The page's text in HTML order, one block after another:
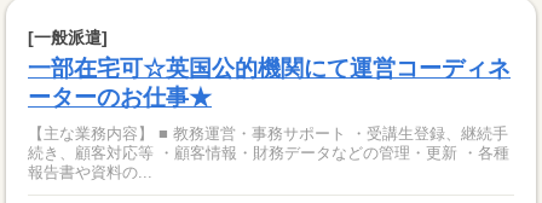
[一般派遣]
一部在宅可☆英国公的機関にて運営コーディネ
ーターのお仕事★
【主な業務内容】 ■ 教務運営・事務サポート ・受講生登録、継続手
続き、顧客対応等 ・顧客情報・財務データなどの管理・更新 ・各種
報告書や資料の...